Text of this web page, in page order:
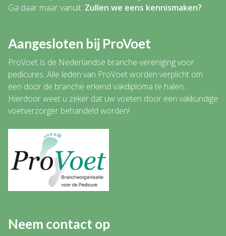
Ga daar maar vanuit. Zullen we eens kennismaken?
Aangesloten bij ProVoet
ProVoet is de Nederlandse branche-vereniging voor
pedicures. Alle leden van ProVoet worden verplicht om
een door de branche erkend vakdiploma te halen.
Hierdoor weet u zeker dat uw voeten door een vakkundige
voetverzorger behandeld worden!
Neem contact op